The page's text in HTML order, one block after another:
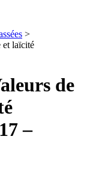
>
et laïcité
de
–